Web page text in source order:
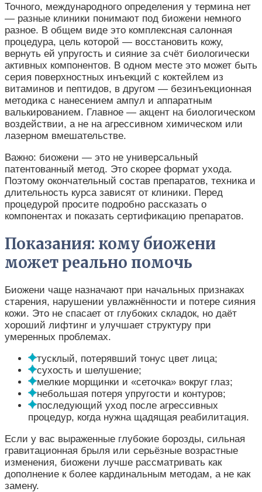
Точного, международного определения у термина нет
— разные клиники понимают под биожени немного
разное. В общем виде это комплексная салонная
процедура, цель которой — восстановить кожу,
вернуть ей упругость и сияние за счёт биологически
активных компонентов. В одном месте это может быть
серия поверхностных инъекций с коктейлем из
витаминов и пептидов, в другом — безинъекционная
методика с нанесением ампул и аппаратным
валькированием. Главное — акцент на биологическом
воздействии, а не на агрессивном химическом или
лазерном вмешательстве.
Важно: биожени — это не универсальный
патентованный метод. Это скорее формат ухода.
Поэтому окончательный состав препаратов, техника и
длительность курса зависят от клиники. Перед
процедурой просите подробно рассказать о
компонентах и показать сертификацию препаратов.
Показания: кому биожени
может реально помочь
Биожени чаще назначают при начальных признаках
старения, нарушении увлажнённости и потере сияния
кожи. Это не спасает от глубоких складок, но даёт
хороший лифтинг и улучшает структуру при
умеренных проблемах.
тусклый, потерявший тонус цвет лица;
сухость и шелушение;
мелкие морщинки и «сеточка» вокруг глаз;
небольшая потеря упругости и контуров;
последующий уход после агрессивных
процедур, когда нужна щадящая реабилитация.
Если у вас выраженные глубокие борозды, сильная
гравитационная брыля или серьёзные возрастные
изменения, биожени лучше рассматривать как
дополнение к более кардинальным методам, а не как
замену.